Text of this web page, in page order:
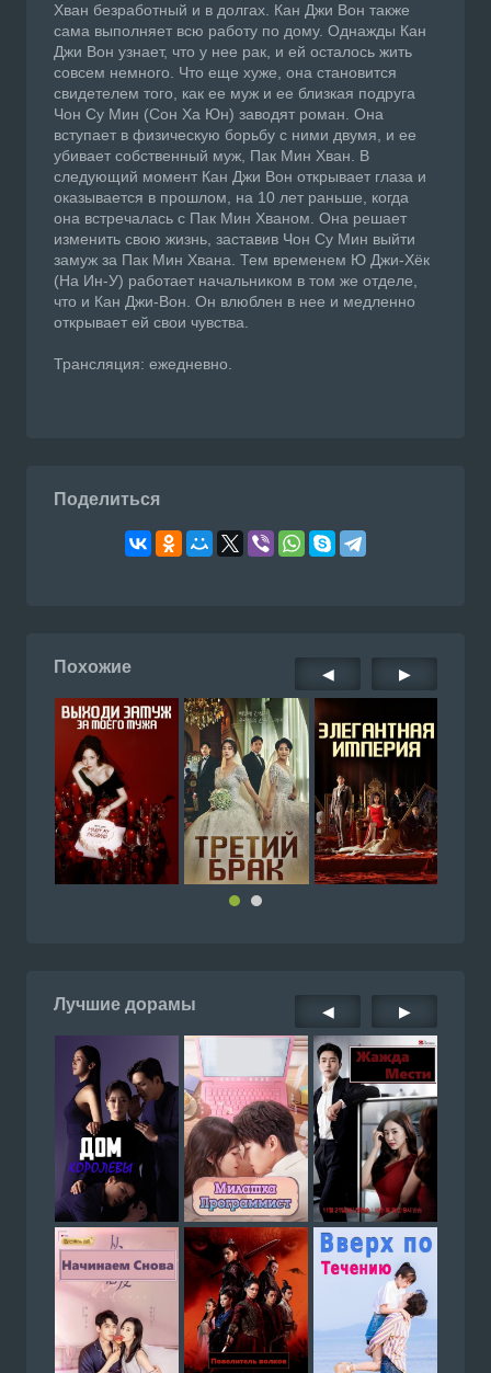
Хван безработный и в долгах. Кан Джи Вон также
сама выполняет всю работу по дому. Однажды Кан
Джи Вон узнает, что у нее рак, и ей осталось жить
совсем немного. Что еще хуже, она становится
свидетелем того, как ее муж и ее близкая подруга
Чон Су Мин (Сон Ха Юн) заводят роман. Она
вступает в физическую борьбу с ними двумя, и ее
убивает собственный муж, Пак Мин Хван. В
следующий момент Кан Джи Вон открывает глаза и
оказывается в прошлом, на 10 лет раньше, когда
она встречалась с Пак Мин Хваном. Она решает
изменить свою жизнь, заставив Чон Су Мин выйти
замуж за Пак Мин Хвана. Тем временем Ю Джи-Хёк
(На Ин-У) работает начальником в том же отделе,
что и Кан Джи-Вон. Он влюблен в нее и медленно
открывает ей свои чувства.
Трансляция: ежедневно.
Поделиться
Похожие ◀ ▶
Лучшие дорамы ◀ ▶